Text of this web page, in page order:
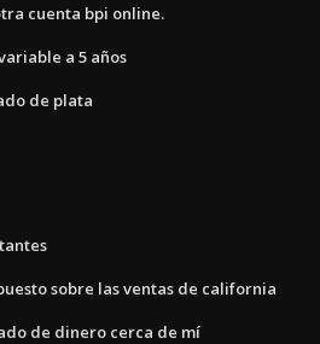
cuenta bpi online.
a 5 años
de plata
sobre las ventas de california
de dinero cerca de mí